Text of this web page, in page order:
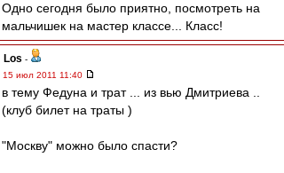
Одно сегодня было приятно, посмотреть на
мальчишек на мастер классе... Класс!
Los -
15 июл 2011 11:40
в тему Федуна и трат ... из вью Дмитриева ..
(клуб билет на траты )
"Москву" можно было спасти?